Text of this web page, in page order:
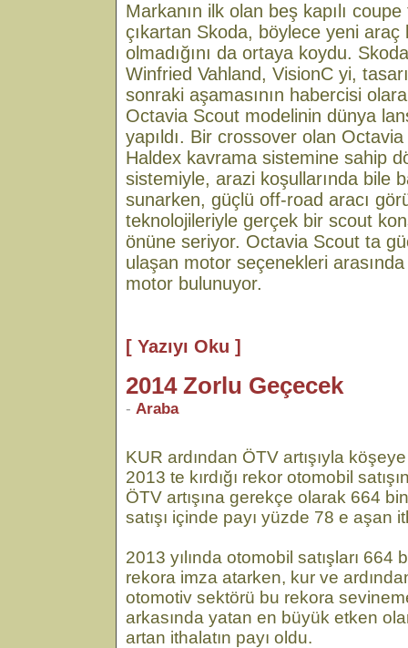
Markanın ilk olan beş kapılı coupe
çıkartan Skoda, böylece yeni
olmadığını da ortaya koydu.
Winfried Vahland, VisionC yi,
sonraki aşamasının habercisi
Octavia Scout modelinin dünya
yapıldı. Bir crossover olan
Haldex kavrama sistemine sahip
sistemiyle, arazi koşullarında bile
sunarken, güçlü off-road aracı
teknolojileriyle gerçek bir scout
önüne seriyor. Octavia Scout ta
ulaşan motor seçenekleri
motor bulunuyor.
[ Yazıyı Oku ]
2014 Zorlu Geçecek
- Araba
KUR ardından ÖTV artışıyla
2013 te kırdığı rekor otomobil
ÖTV artışına gerekçe olarak 664
satışı içinde payı yüzde 78 e aşan
2013 yılında otomobil satışları 664
rekora imza atarken, kur ve
otomotiv sektörü bu rekora
arkasında yatan en büyük etken
artan ithalatın payı oldu.